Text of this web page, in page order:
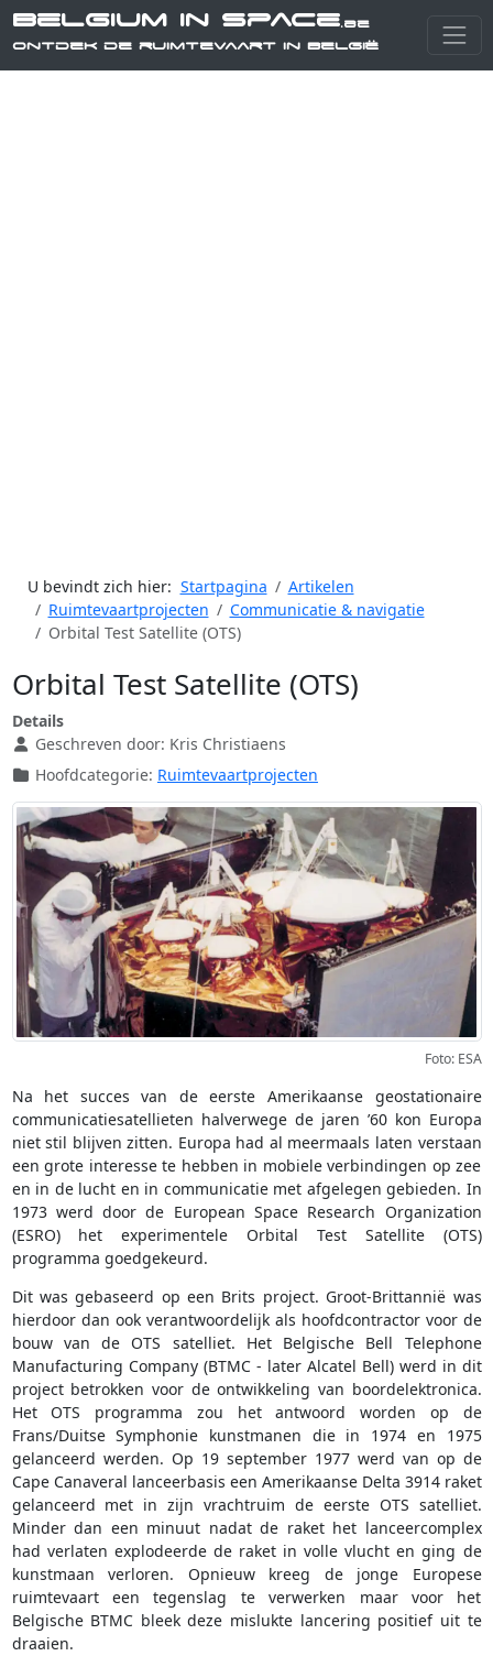
Belgium in Space.be
Ontdek de ruimtevaart in België
U bevindt zich hier: Startpagina
Artikelen
Ruimtevaartprojecten
Communicatie & navigatie
Orbital Test Satellite (OTS)
Orbital Test Satellite (OTS)
Details
Geschreven door: Kris Christiaens
Hoofdcategorie: Ruimtevaartprojecten
Foto: ESA
Na het succes van de eerste Amerikaanse geostationaire
communicatiesatellieten halverwege de jaren ’60 kon Europa
niet stil blijven zitten. Europa had al meermaals laten verstaan
een grote interesse te hebben in mobiele verbindingen op zee
en in de lucht en in communicatie met afgelegen gebieden. In
1973 werd door de European Space Research Organization
(ESRO) het experimentele Orbital Test Satellite (OTS)
programma goedgekeurd.
Dit was gebaseerd op een Brits project. Groot-Brittannië was
hierdoor dan ook verantwoordelijk als hoofdcontractor voor de
bouw van de OTS satelliet. Het Belgische Bell Telephone
Manufacturing Company (BTMC - later Alcatel Bell) werd in dit
project betrokken voor de ontwikkeling van boordelektronica.
Het OTS programma zou het antwoord worden op de
Frans/Duitse Symphonie kunstmanen die in 1974 en 1975
gelanceerd werden. Op 19 september 1977 werd van op de
Cape Canaveral lanceerbasis een Amerikaanse Delta 3914 raket
gelanceerd met in zijn vrachtruim de eerste OTS satelliet.
Minder dan een minuut nadat de raket het lanceercomplex
had verlaten explodeerde de raket in volle vlucht en ging de
kunstmaan verloren. Opnieuw kreeg de jonge Europese
ruimtevaart een tegenslag te verwerken maar voor het
Belgische BTMC bleek deze mislukte lancering positief uit te
draaien.